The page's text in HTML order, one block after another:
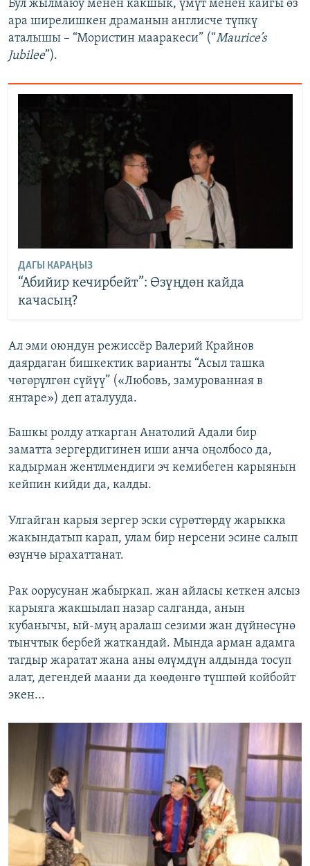
Бул жылмаюу менен какшык, үмүт менен кайгы өз
ара ширелишкен драманын англисче түпкү
аталышы – “Мористин мааракеси” (“Maurice’s
Jubilee”).
ДАГЫ КАРАҢЫЗ
“Абийир кечирбейт”: Өзүңдөн кайда
качасың?
Ал эми оюндун режиссёр Валерий Крайнов
даярдаган бишкектик варианты “Асыл ташка
чөгөрүлгөн сүйүү” («Любовь, замурованная в
янтаре») деп аталууда.
Башкы ролду аткарган Анатолий Адали бир
заматта зергердигинен иши анча оңолбосо да,
кадырман жентлмендиги эч кемибеген карыянын
кейпин кийди да, калды.
Улгайган карыя зергер эски сүрөттөрдү жарыкка
жакындатып карап, улам бир нерсени эсине салып
өзүнчө ырахаттанат.
Рак оорусунан жабыркап. жан айласы кеткен алсыз
карыяга жакшылап назар салганда, анын
кубанычы, ый-муң аралаш сезими жан дүйнөсүнө
тынчтык бербей жаткандай. Мында арман адамга
тагдыр жаратат жана аны өлүмдүн алдында тосуп
алат, дегендей маани да көөдөнгө түшпөй койбойт
экен...